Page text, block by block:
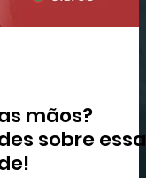
mãos?
sobre essa